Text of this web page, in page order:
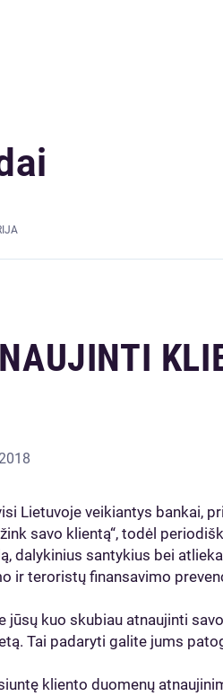
Lietuvoje veikiantys bankai,
savo klientą“, todėl
dalykinius santykius bei
ir teroristų finansavimo
jūsų kuo skubiau atnaujinti
Tai padaryti galite jums
kliento duomenų